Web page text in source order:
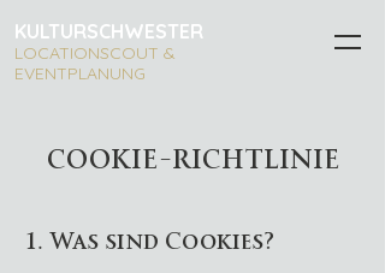
KULTURSCHWESTER
LOCATIONSCOUT &
EVENTPLANUNG
COOKIE-RICHTLINIE
1. Was sind Cookies?